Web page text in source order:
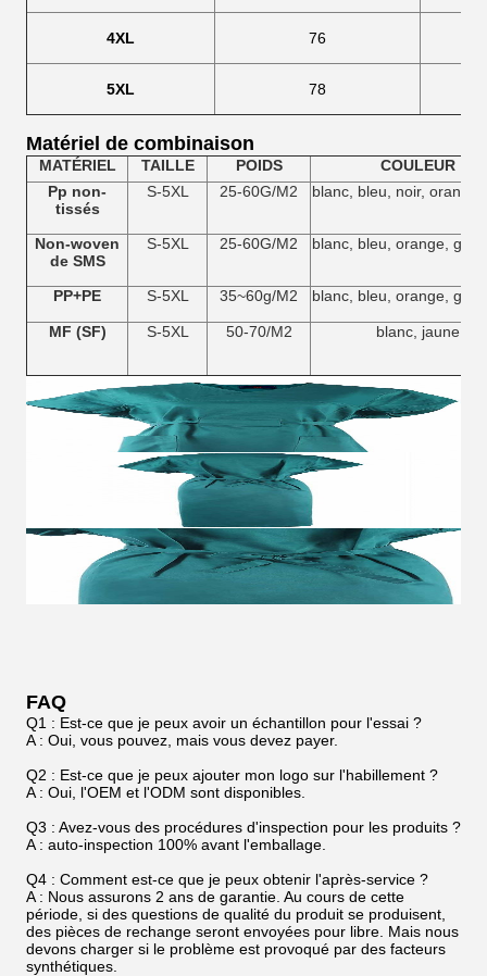
4XL 76
5XL 78
Matériel de combinaison
MATÉRIEL TAILLE POIDS
COULEUR
Pp non-
tissés
S-5XL 25-60G/M2 blanc, bleu, noir, orange,
Non-woven
de SMS
S-5XL 25-60G/M2 blanc, bleu, orange, gris,
PP+PE S-5XL 35~60g/M2 blanc, bleu, orange, gris,
MF (SF) S-5XL 50-70/M2 blanc, jaune
FAQ
Q1 : Est-ce que je peux avoir un échantillon pour l'essai ?
A : Oui, vous pouvez, mais vous devez payer.
Q2 : Est-ce que je peux ajouter mon logo sur l'habillement ?
A : Oui, l'OEM et l'ODM sont disponibles.
Q3 : Avez-vous des procédures d'inspection pour les produits ?
A : auto-inspection 100% avant l'emballage.
Q4 : Comment est-ce que je peux obtenir l'après-service ?
A : Nous assurons 2 ans de garantie. Au cours de cette
période, si des questions de qualité du produit se produisent,
des pièces de rechange seront envoyées pour libre. Mais nous
devons charger si le problème est provoqué par des facteurs
synthétiques.